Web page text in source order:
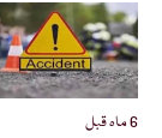
6 ماہ قبل